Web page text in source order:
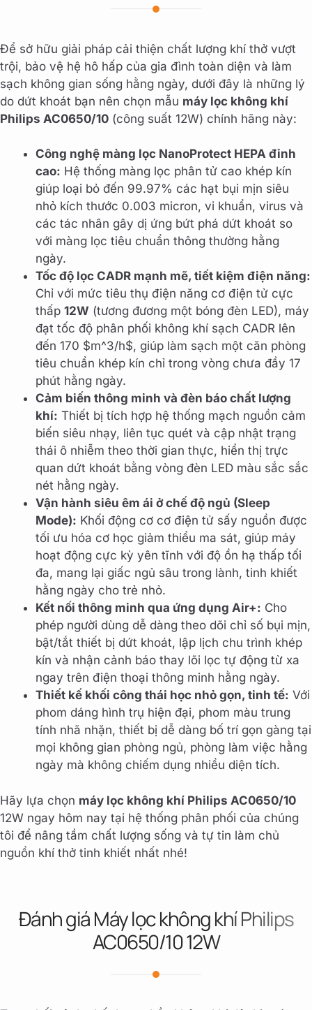
Để sở hữu giải pháp cải thiện chất lượng khí thở vượt
trội, bảo vệ hệ hô hấp của gia đình toàn diện và làm
sạch không gian sống hằng ngày, dưới đây là những lý
do dứt khoát bạn nên chọn mẫu máy lọc không khí
Philips AC0650/10 (công suất 12W) chính hãng này:
Công nghệ màng lọc NanoProtect HEPA đỉnh
cao: Hệ thống màng lọc phân tử cao khép kín
giúp loại bỏ đến 99.97% các hạt bụi mịn siêu
nhỏ kích thước 0.003 micron, vi khuẩn, virus và
các tác nhân gây dị ứng bứt phá dứt khoát so
với màng lọc tiêu chuẩn thông thường hằng
ngày.
Tốc độ lọc CADR mạnh mẽ, tiết kiệm điện năng:
Chỉ với mức tiêu thụ điện năng cơ điện tử cực
thấp 12W (tương đương một bóng đèn LED), máy
đạt tốc độ phân phối không khí sạch CADR lên
đến 170 $m^3/h$, giúp làm sạch một căn phòng
tiêu chuẩn khép kín chỉ trong vòng chưa đầy 17
phút hằng ngày.
Cảm biến thông minh và đèn báo chất lượng
khí: Thiết bị tích hợp hệ thống mạch nguồn cảm
biến siêu nhạy, liên tục quét và cập nhật trạng
thái ô nhiễm theo thời gian thực, hiển thị trực
quan dứt khoát bằng vòng đèn LED màu sắc sắc
nét hằng ngày.
Vận hành siêu êm ái ở chế độ ngủ (Sleep
Mode): Khối động cơ cơ điện tử sấy nguồn được
tối ưu hóa cơ học giảm thiểu ma sát, giúp máy
hoạt động cực kỳ yên tĩnh với độ ồn hạ thấp tối
đa, mang lại giấc ngủ sâu trong lành, tinh khiết
hằng ngày cho trẻ nhỏ.
Kết nối thông minh qua ứng dụng Air+: Cho
phép người dùng dễ dàng theo dõi chỉ số bụi mịn,
bật/tắt thiết bị dứt khoát, lập lịch chu trình khép
kín và nhận cảnh báo thay lõi lọc tự động từ xa
ngay trên điện thoại thông minh hằng ngày.
Thiết kế khối công thái học nhỏ gọn, tinh tế: Với
phom dáng hình trụ hiện đại, phom màu trung
tính nhã nhặn, thiết bị dễ dàng bố trí gọn gàng tại
mọi không gian phòng ngủ, phòng làm việc hằng
ngày mà không chiếm dụng nhiều diện tích.
Hãy lựa chọn máy lọc không khí Philips AC0650/10
12W ngay hôm nay tại hệ thống phân phối của chúng
tôi để nâng tầm chất lượng sống và tự tin làm chủ
nguồn khí thở tinh khiết nhất nhé!
Đánh giá Máy lọc không khí Philips
AC0650/10 12W